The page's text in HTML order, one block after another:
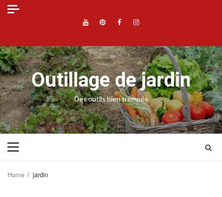
Skip
YouTube
Pinterest
Facebook
Instagram
Outillage de jardin
Des outils bien trempés
Primary
Home jardin